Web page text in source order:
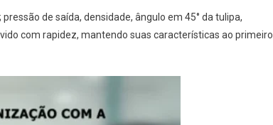
de saída, densidade, ângulo em 45° da tulipa,
com rapidez, mantendo suas características ao primeiro